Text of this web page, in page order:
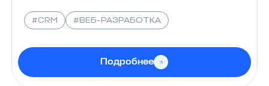
#CRM #ВЕБ-РАЗРАБОТКА
Подробнее